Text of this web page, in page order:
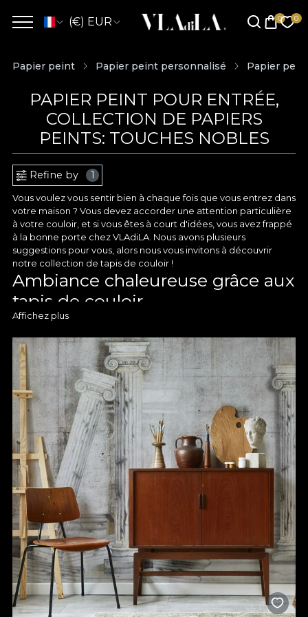
(€) EUR
Papier peint Papier peint personnalisé Papier
PAPIER PEINT POUR ENTRÉE,
COLLECTION DE PAPIERS
PEINTS: TOUCHES NOBLES
Refine by 1
Vous voulez vous sentir bien à chaque fois que vous entrez dans
votre maison ? Vous devez accorder une attention particulière
à votre couloir, et si vous êtes à court d'idées, vous avez frappé
à la bonne porte chez VLAdiLA. Nous avons plusieurs
suggestions pour vous, alors nous vous invitons à découvrir
notre collection de tapis de couloir !
Ambiance chaleureuse grâce aux
tapis de couloir
décor mémorable. En choisissant le bon motif, vous pouvez
créer un espace accueillant où vos invités se sentiront à l'aise à
chaque fois qu'ils vous rendront visite. Il n'est pas nécessaire
d'avoir un grand couloir pour créer un décor chaleureux, car
même un espace plus petit peut être totalement transformé
par un papier peint, qui donne de la profondeur et met en
valeur les détails. Pour plus de glamour, vous pouvez opter
pour un papier peint de couloir aux textures subtiles, aux motifs
géométriques ou floraux, qui s'accordent facilement avec
n'importe quel meuble. Si vous aimez l'aspect moderne, nous
vous recommandons un design simple dans des couleurs
neutres, qui met l'accent sur la lumière naturelle et crée une
sensation d'aération. Quelles que soient vos préférences, nous
avons des tapis d'entrée de qualité pour vous aider à obtenir
les résultats dont vous rêvez.
Différents motifs de papier peint
pour votre entrée
Nous proposons de nombreux modèles de moquettes pour les
petits couloirs étroits, ainsi que pour les grands espaces. Nos
Affichez plus